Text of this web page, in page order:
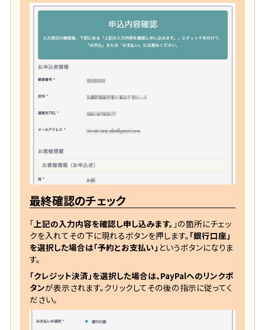
最終確認のチェック
「上記の入力内容を確認し申し込みます。 」の箇所にチェッ
クを入れてその下に現れるボタンを押します。 「銀行口座」
を選択した場合は「予約とお支払い」 というボタンになりま
す。
「クレジット決済」を選択した場合は、PayPalへのリンクボ
タンが表示されます。クリックしてその後の指示に従ってく
ださい。